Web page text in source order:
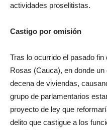
actividades proselitistas.
Castigo por omisión
Tras lo ocurrido el pasado
Rosas (Cauca), en donde
decena de viviendas,
grupo de parlamentarios
proyecto de ley que
delito que castigue a los